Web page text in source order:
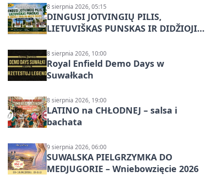
8 sierpnia 2026, 05:15
DINGUSI JOTVINGIŲ PILIS,
LIETUVIŠKAS PUNSKAS IR DIDŽIOJI
DZŪKIJOS – jednodienė kelionė
8 sierpnia 2026, 10:00
Royal Enfield Demo Days w
Suwałkach
8 sierpnia 2026, 19:00
LATINO na CHŁODNEJ – salsa i
bachata
9 sierpnia 2026, 06:00
SUWALSKA PIELGRZYMKA DO
MEDJUGORIE – Wniebowzięcie 2026